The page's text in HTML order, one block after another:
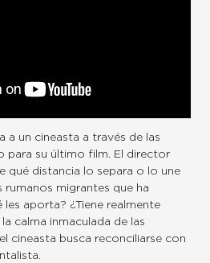
a un cineasta a través de las
para su último film. El director
qué distancia lo separa o lo une
migrantes que ha
aporta? ¿Tiene realmente
calma inmaculada de las
cineasta busca reconciliarse con